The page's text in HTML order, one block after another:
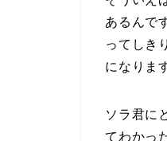
あるんで
ってしき
になりま
ソラ君に
てわかっ